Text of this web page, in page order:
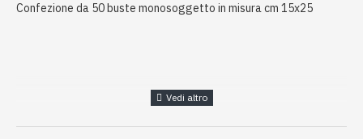
Confezione da 50 buste monosoggetto in misura cm 15x25